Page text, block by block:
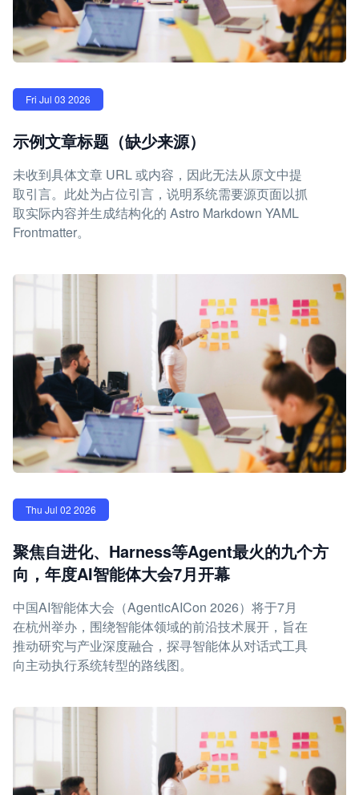
Fri Jul 03 2026
示例文章标题（缺少来源）
未收到具体文章 URL 或内容，因此无法从原文中提
取引言。此处为占位引言，说明系统需要源页面以抓
取实际内容并生成结构化的 Astro Markdown YAML
Frontmatter。
Thu Jul 02 2026
聚焦自进化、Harness等Agent最火的九个方
向，年度AI智能体大会7月开幕
中国AI智能体大会（AgenticAICon 2026）将于7月
在杭州举办，围绕智能体领域的前沿技术展开，旨在
推动研究与产业深度融合，探寻智能体从对话式工具
向主动执行系统转型的路线图。